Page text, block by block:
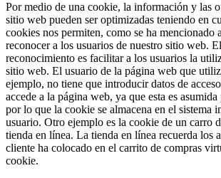
Por medio de una cookie, la información y las
sitio web pueden ser optimizadas teniendo en
cookies nos permiten, como se ha mencionado
reconocer a los usuarios de nuestro sitio web.
reconocimiento es facilitar a los usuarios la
sitio web. El usuario de la página web que
ejemplo, no tiene que introducir datos de
accede a la página web, ya que esta es
por lo que la cookie se almacena en el sistema
usuario. Otro ejemplo es la cookie de un carro
tienda en línea. La tienda en línea recuerda los
cliente ha colocado en el carrito de compras
cookie.